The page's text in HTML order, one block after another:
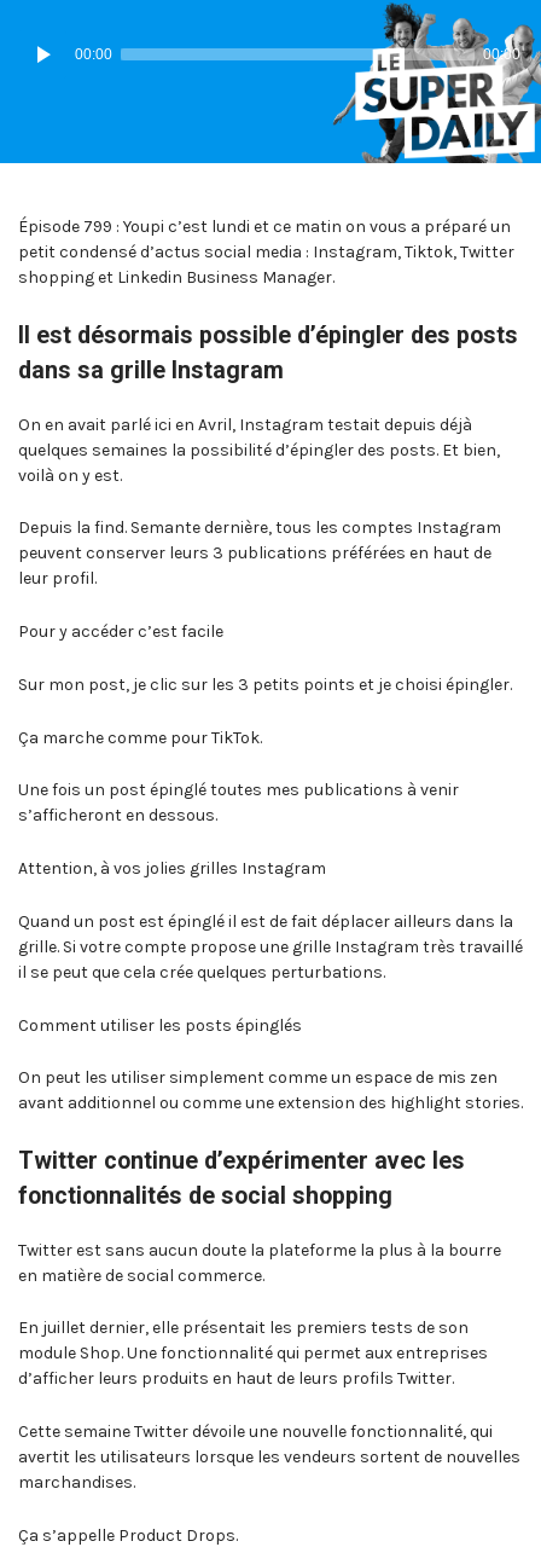
Lecteur
audio
00:00 00:00
Épisode 799 : Youpi c’est lundi et ce matin on vous a préparé un
petit condensé d’actus social media : Instagram, Tiktok, Twitter
shopping et Linkedin Business Manager.
Il est désormais possible d’épingler des posts
dans sa grille Instagram
On en avait parlé ici en Avril, Instagram testait depuis déjà
quelques semaines la possibilité d’épingler des posts. Et bien,
voilà on y est.
Depuis la find. Semante dernière, tous les comptes Instagram
peuvent conserver leurs 3 publications préférées en haut de
leur profil.
Pour y accéder c’est facile
Sur mon post, je clic sur les 3 petits points et je choisi épingler.
Ça marche comme pour TikTok.
Une fois un post épinglé toutes mes publications à venir
s’afficheront en dessous.
Attention, à vos jolies grilles Instagram
Quand un post est épinglé il est de fait déplacer ailleurs dans la
grille. Si votre compte propose une grille Instagram très travaillé
il se peut que cela crée quelques perturbations.
Comment utiliser les posts épinglés
On peut les utiliser simplement comme un espace de mis zen
avant additionnel ou comme une extension des highlight stories.
Twitter continue d’expérimenter avec les
fonctionnalités de social shopping
Twitter est sans aucun doute la plateforme la plus à la bourre
en matière de social commerce.
En juillet dernier, elle présentait les premiers tests de son
module Shop. Une fonctionnalité qui permet aux entreprises
d’afficher leurs produits en haut de leurs profils Twitter.
Cette semaine Twitter dévoile une nouvelle fonctionnalité, qui
avertit les utilisateurs lorsque les vendeurs sortent de nouvelles
marchandises.
Ça s’appelle Product Drops.